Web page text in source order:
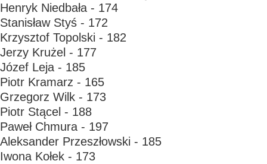
Henryk Niedbała - 174
Stanisław Styś - 172
Krzysztof Topolski - 182
Jerzy Krużel - 177
Józef Leja - 185
Piotr Kramarz - 165
Grzegorz Wilk - 173
Piotr Stącel - 188
Paweł Chmura - 197
Aleksander Przeszłowski - 185
Iwona Kołek - 173